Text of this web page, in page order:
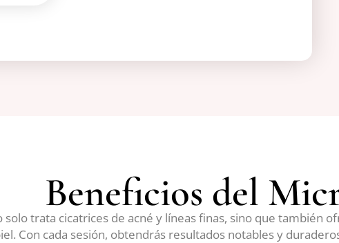
Beneficios del
trata cicatrices de acné y líneas finas, sino que también
Con cada sesión, obtendrás resultados notables y